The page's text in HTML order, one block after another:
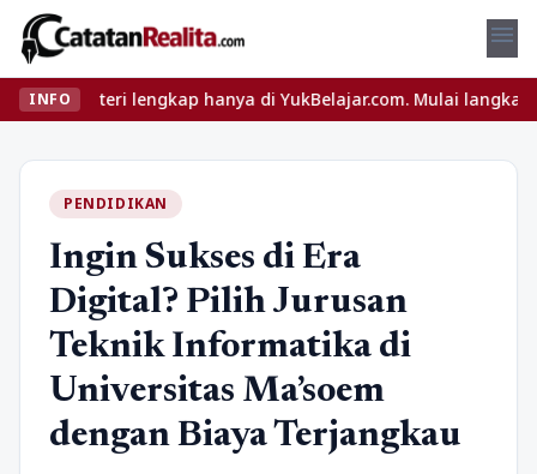
menu
INFO
lengkap hanya di YukBelajar.com. Mulai langkah suksesmu
PENDIDIKAN
Ingin Sukses di Era
Digital? Pilih Jurusan
Teknik Informatika di
Universitas Ma’soem
dengan Biaya Terjangkau